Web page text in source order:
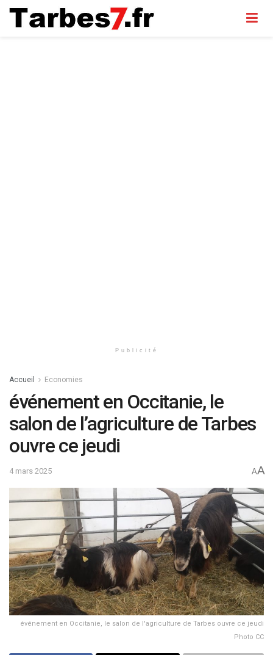
Publicité
Accueil Economies
événement en Occitanie, le
salon de l’agriculture de Tarbes
ouvre ce jeudi
4 mars 2025 AA
événement en Occitanie, le salon de l'agriculture de Tarbes ouvre ce jeudi
Photo CC